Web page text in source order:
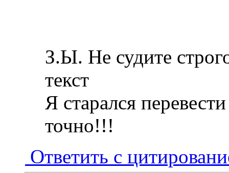
З.Ы. Не судите
текст
Я старался
точно!!!
Ответить с